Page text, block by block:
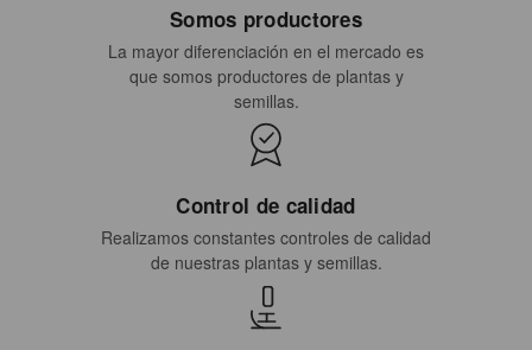
Somos productores
La mayor diferenciación en el mercado es
que somos productores de plantas y
semillas.
Control de calidad
Realizamos constantes controles de calidad
de nuestras plantas y semillas.